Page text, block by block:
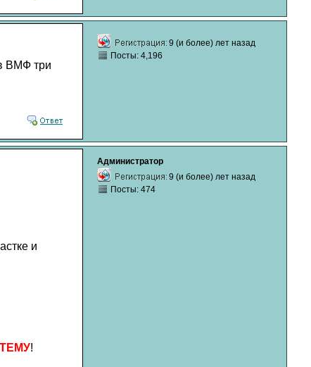
ВМФ три
9 (и более) лет назад
Посты: 4,196
и
!
Администратор
9 (и более) лет назад
Посты: 474